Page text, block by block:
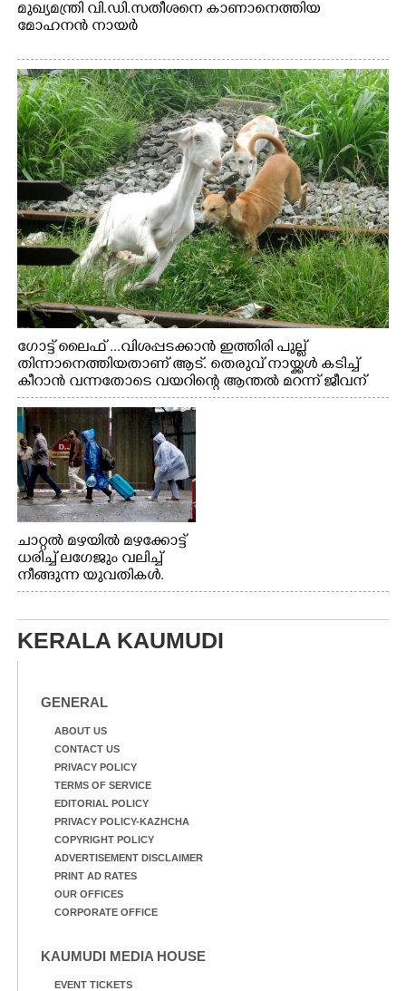
മുഖ്യമന്ത്രി വി.ഡി.സതീശനെ കാണാനെത്തിയ
മോഹനൻ നായർ
ഗോട്ട് ലൈഫ് ...വിശപ്പടക്കാൻ ഇത്തിരി പുല്ല്
തിന്നാനെത്തിയതാണ് ആട്. തെരുവ് നായ്ക്കൾ കടിച്ച്
കീറാൻ വന്നതോടെ വയറിന്റെ ആന്തൽ മറന്ന് ജീവന്
വേണ്ടിയായി ഓട്ടം. എറണാകുളം വാത്തുരുത്തിയിൽ
നിന്നുള്ള കാഴ്ച
ചാറ്റൽ മഴയിൽ മഴക്കോട്ട്
ധരിച്ച് ലഗേജും വലിച്ച്
നീങ്ങുന്ന യുവതികൾ.
എറണാകുളം മേനകയിൽ
KERALA KAUMUDI
GENERAL
ABOUT US
CONTACT US
PRIVACY POLICY
TERMS OF SERVICE
EDITORIAL POLICY
PRIVACY POLICY-KAZHCHA
COPYRIGHT POLICY
ADVERTISEMENT DISCLAIMER
PRINT AD RATES
OUR OFFICES
CORPORATE OFFICE
KAUMUDI MEDIA HOUSE
EVENT TICKETS